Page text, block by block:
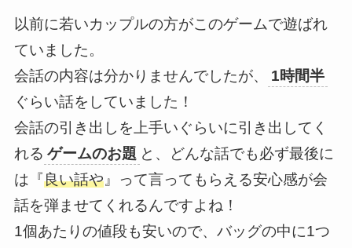
以前に若いカップルの方がこのゲームで遊ばれ
ていました。
会話の内容は分かりませんでしたが、
1時間半
ぐらい話をしていました！
会話の引き出しを上手いぐらいに引き出してく
れる ゲームのお題 と、どんな話でも必ず最後に
は『良い話や』って言ってもらえる安心感が会
話を弾ませてくれるんですよね！
1個あたりの値段も安いので、バッグの中に1つ